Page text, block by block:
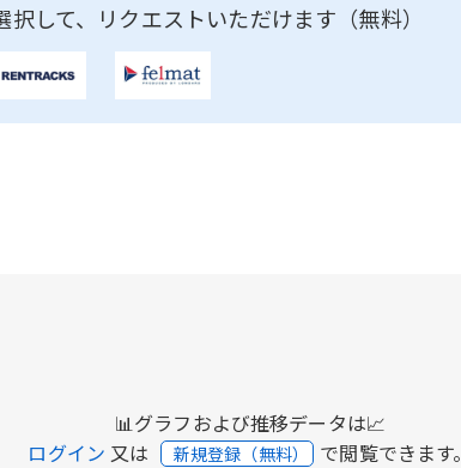
して、リクエストいただけます（無料）
📊グラフおよび推移データは📈
ログイン 又は 新規登録（無料） で閲覧できます。